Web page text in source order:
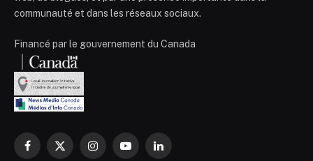
communauté et dans les réseaux sociaux.
Financé par le gouvernement du Canada
Facebook
X
InstagramYouTubeLinkedIn